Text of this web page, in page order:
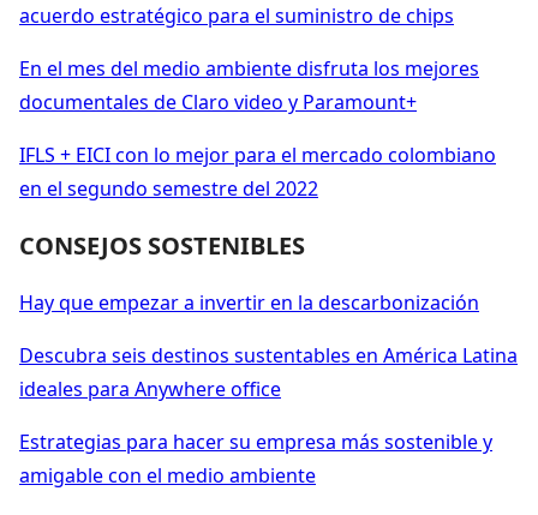
acuerdo estratégico para el suministro de chips
En el mes del medio ambiente disfruta los mejores
documentales de Claro video y Paramount+
IFLS + EICI con lo mejor para el mercado colombiano
en el segundo semestre del 2022
CONSEJOS SOSTENIBLES
Hay que empezar a invertir en la descarbonización
Descubra seis destinos sustentables en América Latina
ideales para Anywhere office
Estrategias para hacer su empresa más sostenible y
amigable con el medio ambiente